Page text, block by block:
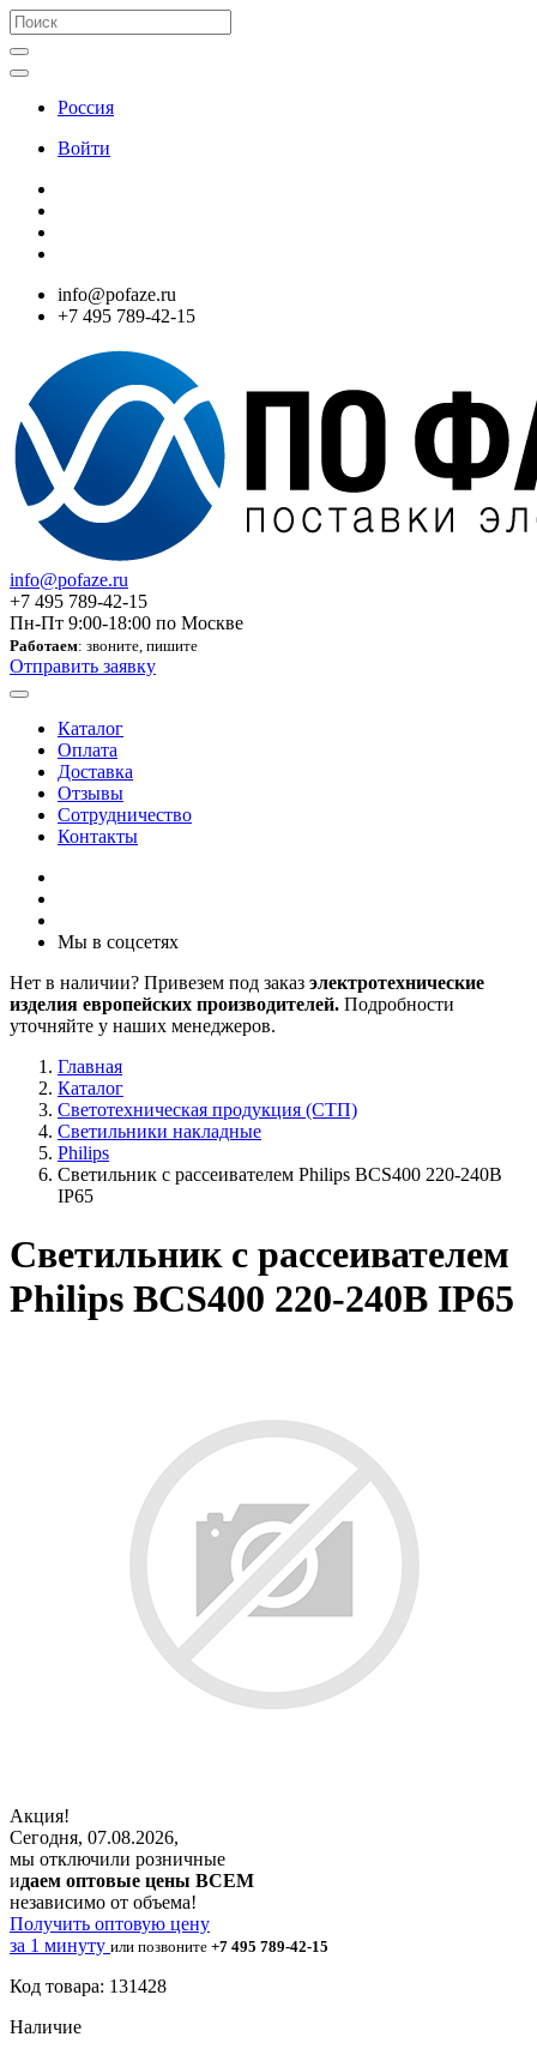
Россия
Войти
info@pofaze.ru
+7 495 789-42-15
info@pofaze.ru
+7 495 789-42-15
Пн-Пт 9:00-18:00 по Москве
Работаем: звоните, пишите
Отправить заявку
Каталог
Оплата
Доставка
Отзывы
Сотрудничество
Контакты
Мы в соцсетях
Нет в наличии? Привезем под заказ электротехнические
изделия европейских производителей. Подробности
уточняйте у наших менеджеров.
Главная
Каталог
Светотехническая продукция (СТП)
Светильники накладные
Philips
Светильник с рассеивателем Philips BCS400 220-240В
IP65
Светильник с рассеивателем
Philips BCS400 220-240В IP65
Акция!
Сегодня, 07.08.2026,
мы отключили розничные
идаем оптовые цены ВСЕМ
независимо от объема!
Получить оптовую цену
за 1 минуту или позвоните +7 495 789-42-15
Код товара: 131428
Наличие